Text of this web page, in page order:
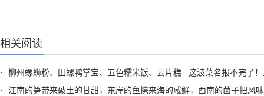
相关阅读
·
柳州螺蛳粉、田螺鸭掌宝、五色糯米饭、云片糕...这波菜名报不完了！龙洋、董宇辉 看过来～这口地道特色小吃，就差你们来柳州品鉴
·
江南的笋带来破土的甘甜，东岸的鱼携来海的咸鲜，西南的菌子把风味存下，塞北的岩炙锁住肉的焦香。幅员辽阔的中华大地蕴藏了太多关于风物美食的奥秘……今天，在“总台暑期视听嘉年华活动”上，龙洋、董宇辉作为CCTV-1综合频道山海寻味节目搭档带大家揭开山海风物的美味密码。浙江、新疆、广西纷纷喊话：欢迎龙洋、董宇辉，我在这里等你们来！你的家乡有哪些独特风味，快